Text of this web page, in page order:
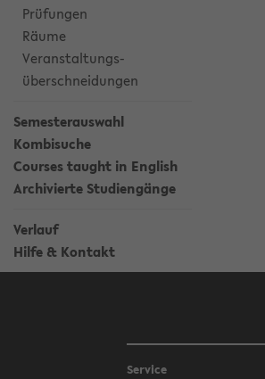
Prüfungen
Räume
Veranstaltungs-
überschneidungen
Semesterauswahl
Kombisuche
Courses taught in English
Archivierte Studiengänge
Verlauf
Hilfe & Kontakt
Service